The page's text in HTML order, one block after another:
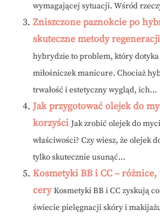
wymagającej sytuacji. Wśród
Zniszczone paznokcie po
skuteczne metody regeneracji
hybrydzie to problem, który
miłośniczek manicure. Chociaż
trwałość i estetyczny wygląd, ich...
Jak przygotować olejek do
korzyści Jak zrobić olejek do
właściwości? Czy wiesz, że olejek
tylko skutecznie usunąć...
Kosmetyki BB i CC –
cery Kosmetyki BB i CC zyskują
świecie pielęgnacji skóry i